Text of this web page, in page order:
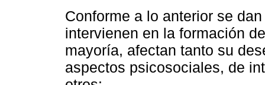
Conforme a lo anterior se
intervienen en la formación
mayoría, afectan tanto su
aspectos psicosociales, de